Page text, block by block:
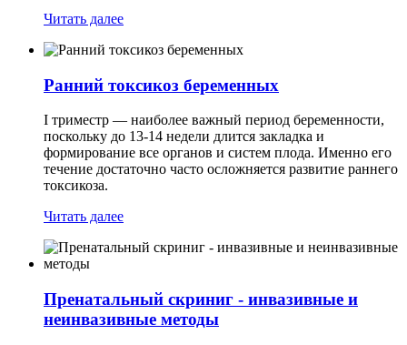
Читать далее
Ранний токсикоз беременных
I триместр — наиболее важный период беременности,
поскольку до 13-14 недели длится закладка и
формирование все органов и систем плода. Именно его
течение достаточно часто осложняется развитие раннего
токсикоза.
Читать далее
Пренатальный скриниг - инвазивные и
неинвазивные методы